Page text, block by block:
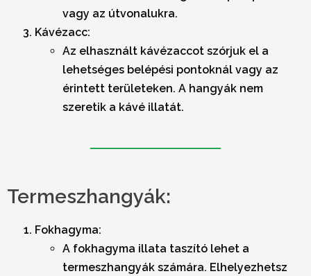
vagy az útvonalukra.
Kávézacc:
Az elhasznált kávézaccot szórjuk el a
lehetséges belépési pontoknál vagy az
érintett területeken. A hangyák nem
szeretik a kávé illatát.
Termeszhangyák:
Fokhagyma:
A fokhagyma illata taszító lehet a
termeszhangyák számára. Elhelyezhetsz